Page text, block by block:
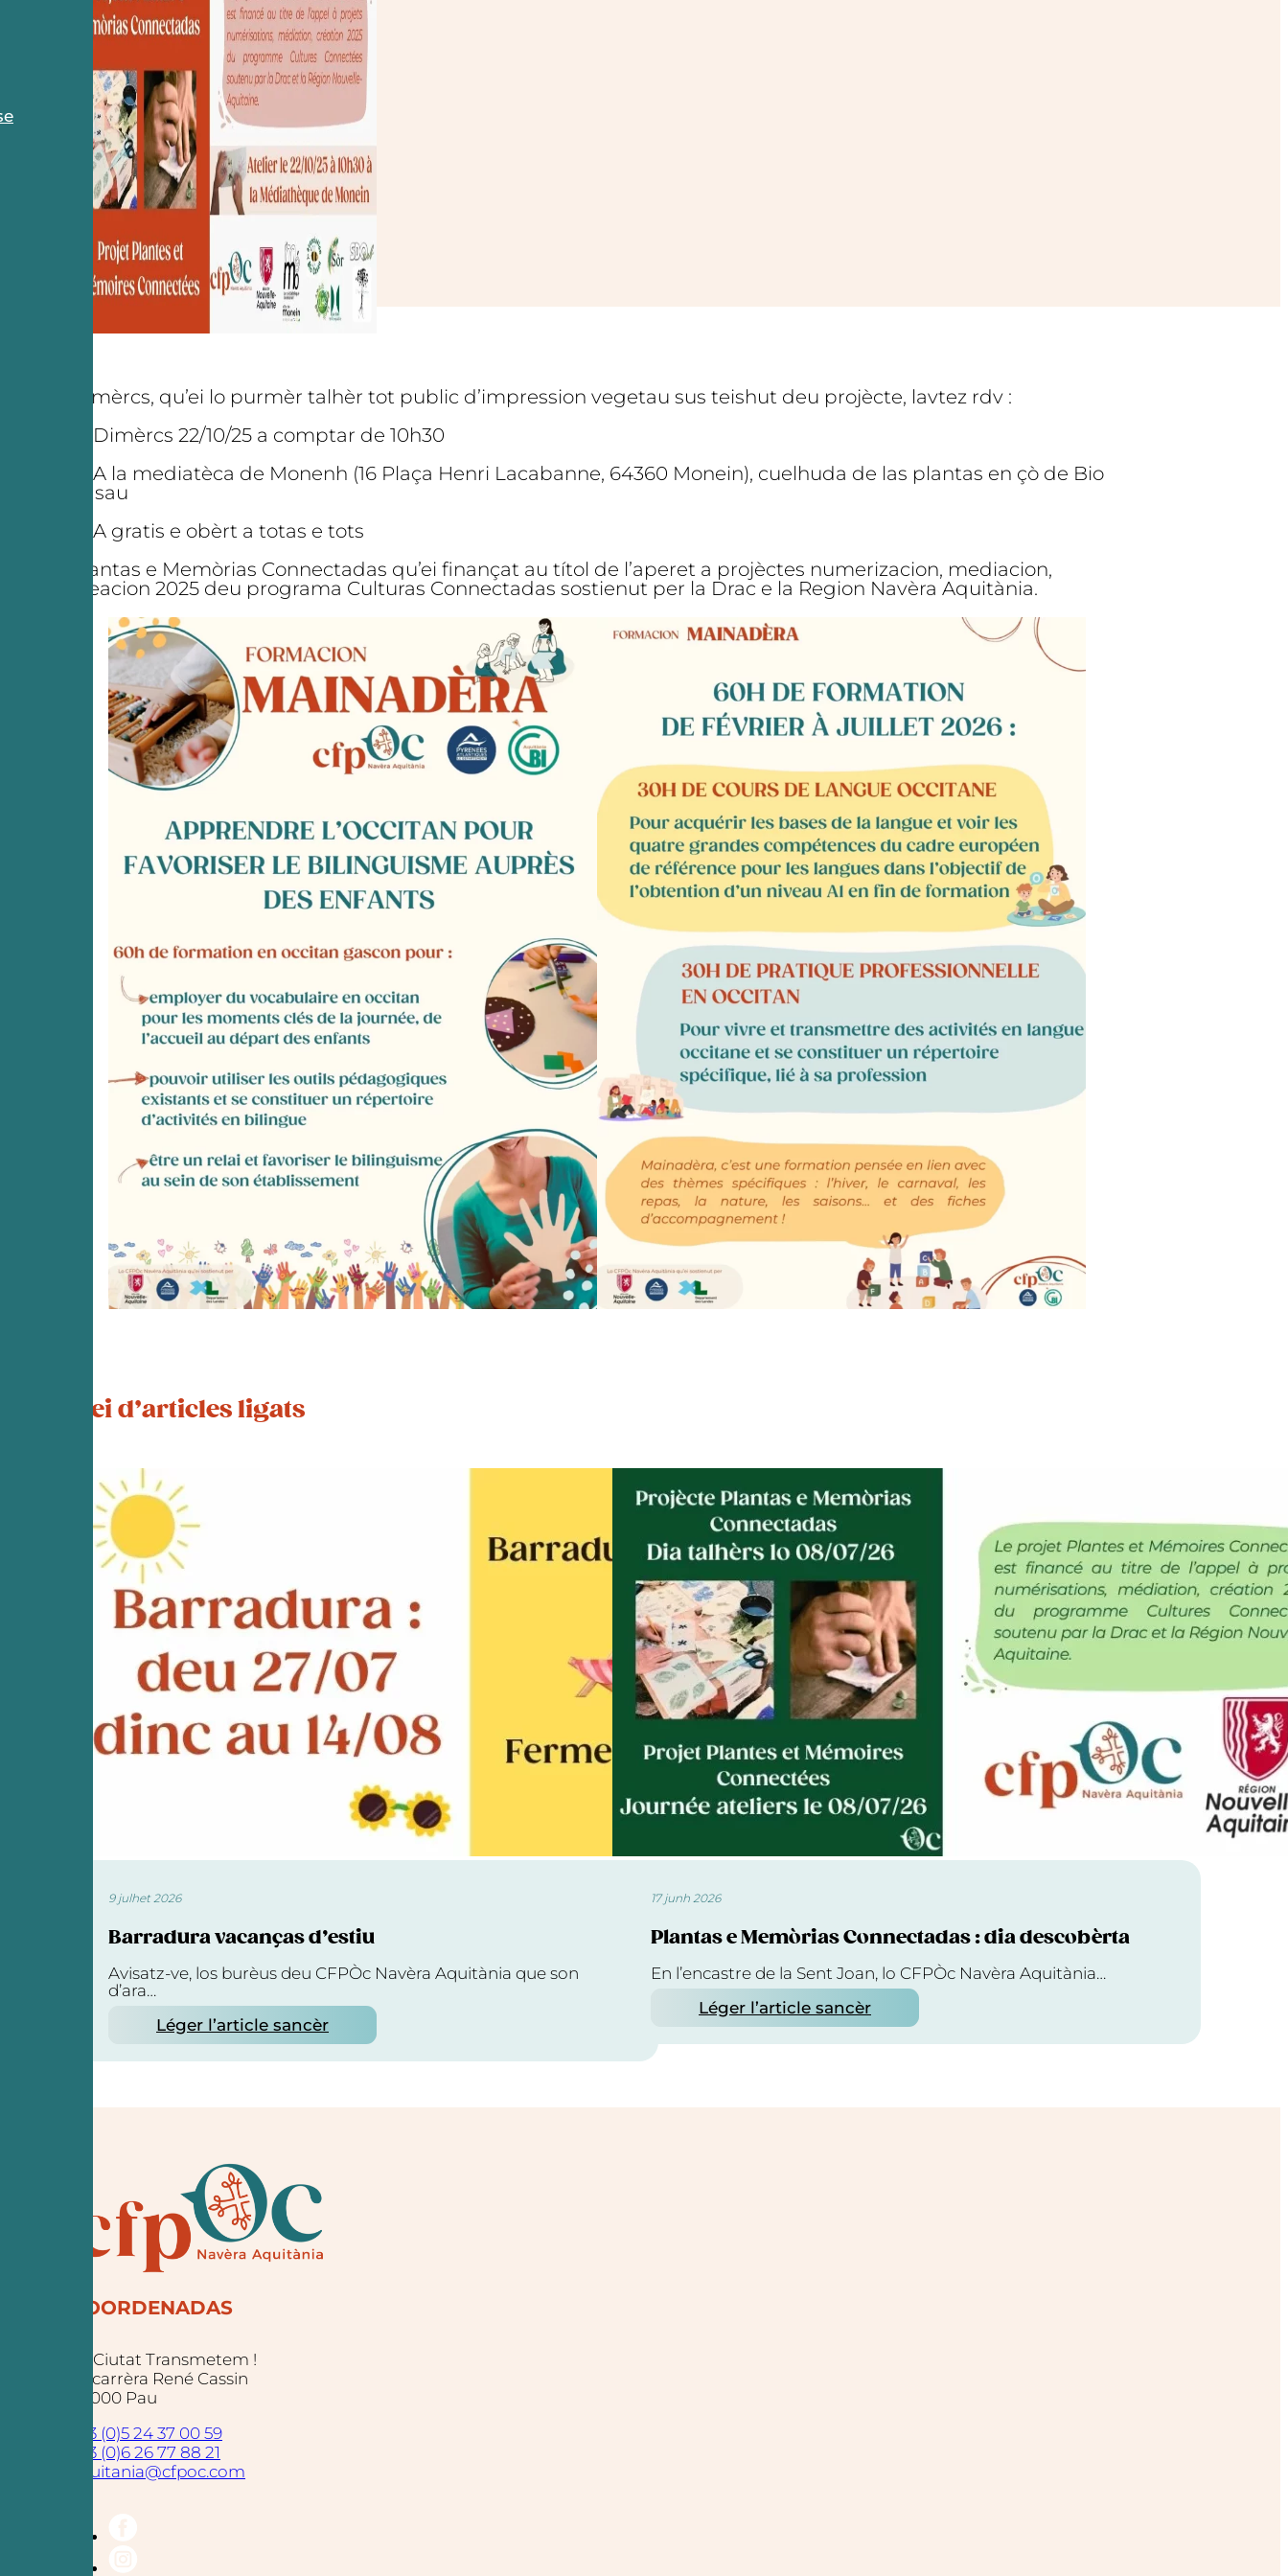
Dimèrcs, qu’ei lo purmèr talhèr tot public d’impression vegetau sus teishut deu projècte, lavtez rdv :
-> Dimèrcs 22/10/25 a comptar de 10h30
-> A la mediatèca de Monenh (16 Plaça Henri Lacabanne, 64360 Monein), cuelhuda de las plantas en çò de Bio
Casau
-> A gratis e obèrt a totas e tots
Plantas e Memòrias Connectadas qu’ei finançat au títol de l’aperet a projèctes numerizacion, mediacion,
creacion 2025 deu programa Culturas Connectadas sostienut per la Drac e la Region Navèra Aquitània.
Mei d’articles ligats
9 julhet 2026
Barradura vacanças d’estiu
Avisatz-ve, los burèus deu CFPÒc Navèra Aquitània que son
d’ara…
Léger l’article sancèr
17 junh 2026
Plantas e Memòrias Connectadas : dia descobèrta
En l’encastre de la Sent Joan, lo CFPÒc Navèra Aquitània…
Léger l’article sancèr
COORDENADAS
La Ciutat Transmetem !
25 carrèra René Cassin
64000 Pau
+33 (0)5 24 37 00 59
+33 (0)6 26 77 88 21
aquitania@cfpoc.com